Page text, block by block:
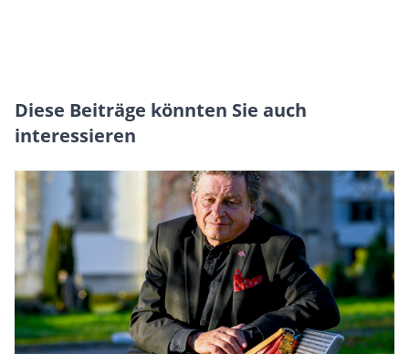
Diese Beiträge könnten Sie auch
interessieren